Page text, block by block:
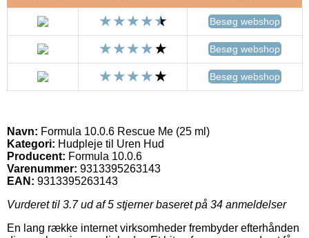
Besøg webshop
Besøg webshop
Besøg webshop
Navn: Formula 10.0.6 Rescue Me (25 ml)
Kategori: Hudpleje til Uren Hud
Producent: Formula 10.0.6
Varenummer: 9313395263143
EAN: 9313395263143
Vurderet til 3.7ud af 5 stjerner baseret på 34 anmeldelser
En lang række internet virksomheder frembyder efterhånden